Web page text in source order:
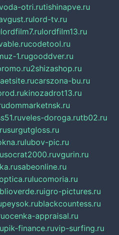
otri.rutishinapve.ru
lord-tv.ru
lordfilm7.rulordfilm13.ru
codetool.ru
1.rugooddver.ru
2shizashop.ru
carszona-bu.ru
kinozadrot13.ru
dommarketnsk.ru
veles-doroga.rutb02.ru
surgutgloss.ru
lubov-pic.ru
socrat2000.ruvgurin.ru
sabeonline.ru
lucomoria.ru
igro-pictures.ru
peysok.rublackcountess.ru
ocenka-appraisal.ru
pik-finance.ruvip-surfing.ru